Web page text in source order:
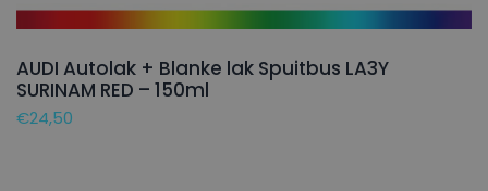
AUDI Autolak + Blanke lak Spuitbus LA3Y
SURINAM RED – 150ml
€24,50